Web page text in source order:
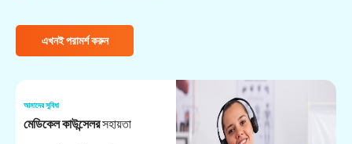
এখনই পরামর্শ করুন
আমাদের সুবিধা
মেডিকেল কাউন্সেলরসহায়তা